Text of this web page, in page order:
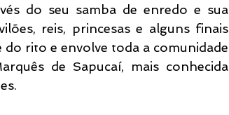
do seu samba de enredo e sua
reis, princesas e alguns finais
rito e envolve toda a comunidade
de Sapucaí, mais conhecida